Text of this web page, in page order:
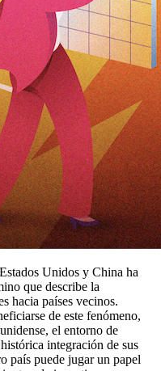
Unidos y China ha
que describe la
hacia países vecinos.
de este fenómeno,
el entorno de
integración de sus
país puede jugar un papel